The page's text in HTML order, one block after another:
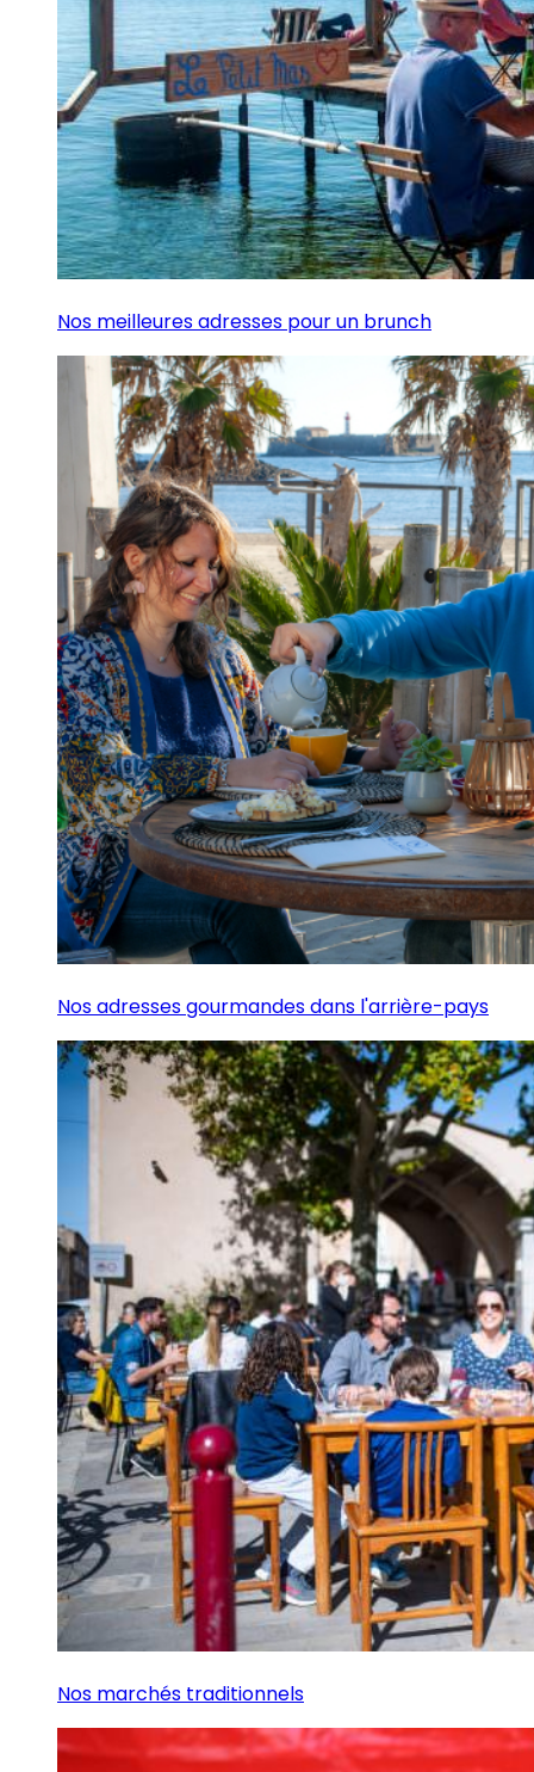
Nos meilleures adresses pour un brunch
Nos adresses gourmandes dans l'arrière-pays
Nos marchés traditionnels